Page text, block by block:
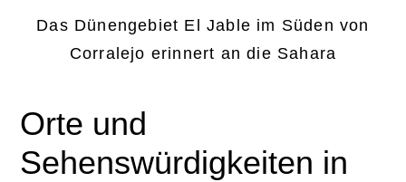
Das Dünengebiet El Jable im Süden von
Corralejo erinnert an die Sahara
Orte und
Sehenswürdigkeiten in